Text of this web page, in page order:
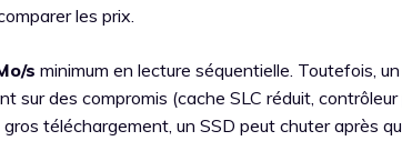
les prix.
s minimum en lecture séquentielle. Toutefois,
des compromis (cache SLC réduit, contrôleur
téléchargement, un SSD peut chuter après